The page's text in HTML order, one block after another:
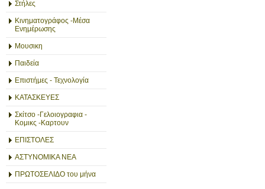
Στήλες
Κινηματογράφος -Μέσα
Ενημέρωσης
Μουσικη
Παιδεία
Επιστήμες - Τεχνολογία
ΚΑΤΑΣΚΕΥΕΣ
Σκίτσο -Γελοιογραφια -
Κομικς -Καρτουν
ΕΠΙΣΤΟΛΕΣ
ΑΣΤΥΝΟΜΙΚΑ ΝΕΑ
ΠΡΩΤΟΣΕΛΙΔΟ του μήνα